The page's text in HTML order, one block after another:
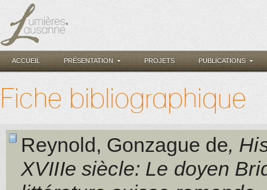
ACCUEIL PRÉSENTATION PROJETS PUBLICATIONS
Fiche bibliographique
Reynold, Gonzague de,
XVIIIe siècle: Le doyen